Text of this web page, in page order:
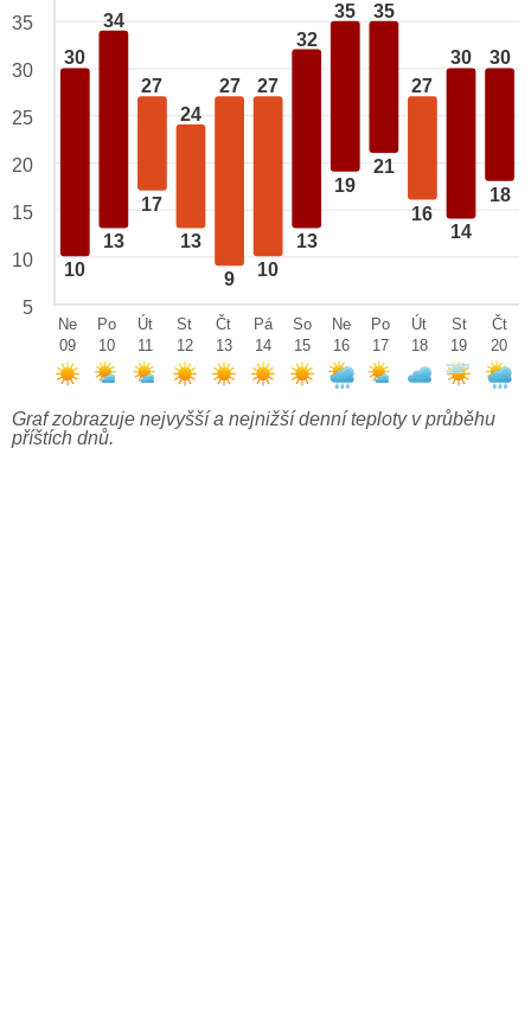
30
10
34
13
27
17
24
13
27
9
27
10
32
13
35
19
35
21
27
16
30
14
30
18
35
30
25
20
15
10
5
Ne
09
Po
10
Út
11
St
12
Čt
13
Pá
14
So
15
Ne
16
Po
17
Út
18
St
19
Čt
20
Graf zobrazuje nejvyšší a nejnižší denní teploty v průběhu
příštích dnů.